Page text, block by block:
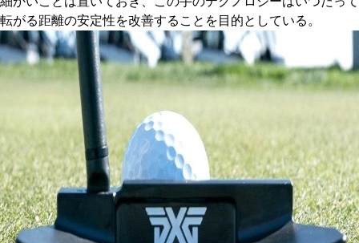
転がる距離の安定性を改善することを目的としている。